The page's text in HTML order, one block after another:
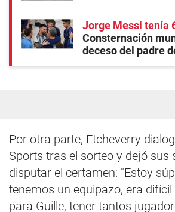
Jorge Messi tenía
Consternación
deceso del padre
Por otra parte, Etcheverry
Sports tras el sorteo y dejó sus
disputar el certamen: "Estoy
tenemos un equipazo, era
para Guille, tener tantos